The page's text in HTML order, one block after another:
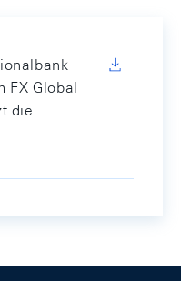
FX Global
die